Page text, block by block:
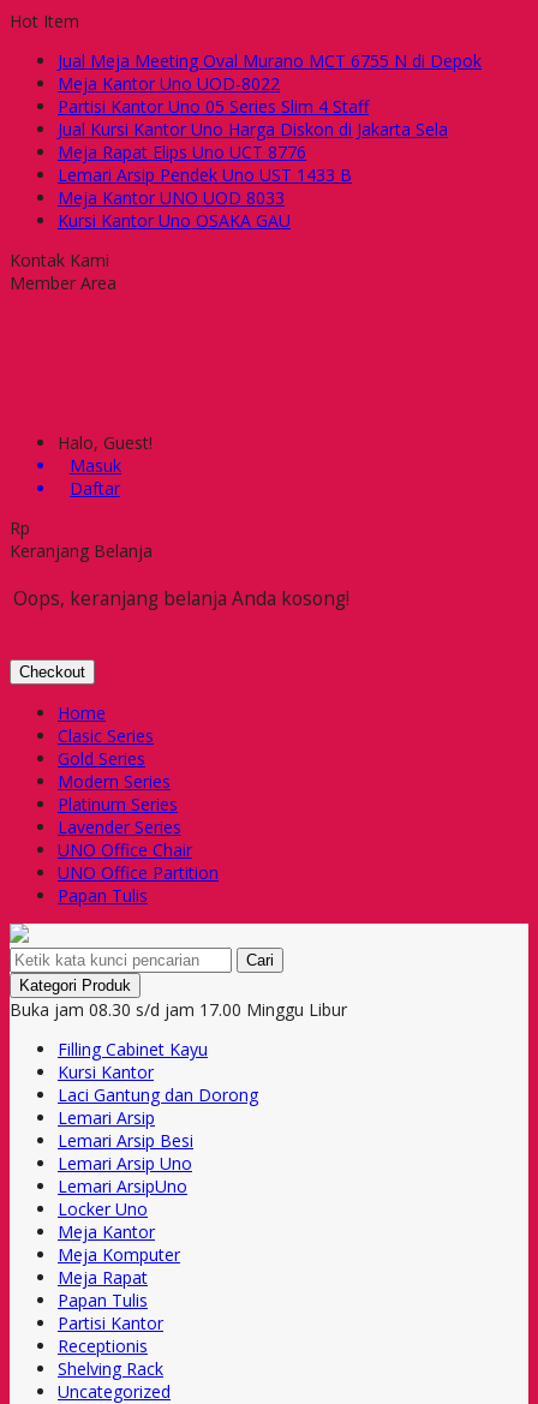
Hot Item
Jual Meja Meeting Oval Murano MCT 6755 N di Depok
Meja Kantor Uno UOD-8022
Partisi Kantor Uno 05 Series Slim 4 Staff
Jual Kursi Kantor Uno Harga Diskon di Jakarta Sela
Meja Rapat Elips Uno UCT 8776
Lemari Arsip Pendek Uno UST 1433 B
Meja Kantor UNO UOD 8033
Kursi Kantor Uno OSAKA GAU
Kontak Kami
Member Area
Halo, Guest!
Masuk
Daftar
Rp
Keranjang Belanja
Oops, keranjang belanja Anda kosong!
Checkout
Home
Clasic Series
Gold Series
Modern Series
Platinum Series
Lavender Series
UNO Office Chair
UNO Office Partition
Papan Tulis
Cari
Kategori Produk
Buka jam 08.30 s/d jam 17.00 Minggu Libur
Filling Cabinet Kayu
Kursi Kantor
Laci Gantung dan Dorong
Lemari Arsip
Lemari Arsip Besi
Lemari Arsip Uno
Lemari ArsipUno
Locker Uno
Meja Kantor
Meja Komputer
Meja Rapat
Papan Tulis
Partisi Kantor
Receptionis
Shelving Rack
Uncategorized